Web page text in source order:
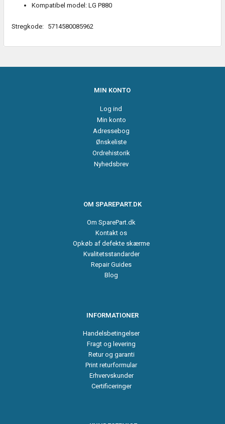
Kompatibel model: LG P880
Stregkode: 5714580085962
MIN KONTO
Log ind
Min konto
Adressebog
Ønskeliste
Ordrehistorik
Nyhedsbrev
OM SPAREPART.DK
Om SparePart.dk
Kontakt os
Opkøb af defekte skærme
Kvalitetsstandarder
Repair Guides
Blog
INFORMATIONER
Handelsbetingelser
Fragt og levering
Retur og garanti
Print returformular
Erhvervskunder
Certificeringer